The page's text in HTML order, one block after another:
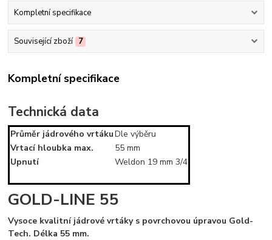
Kompletní specifikace
Související zboží 7
Kompletní specifikace
Technická data
Průměr jádrového vrtákuDle výběru
Vrtací hloubka max.
55 mm
Upnutí
Weldon 19 mm 3/4
GOLD-LINE 55
Vysoce kvalitní jádrové vrtáky s povrchovou úpravou Gold-
Tech. Délka 55 mm.